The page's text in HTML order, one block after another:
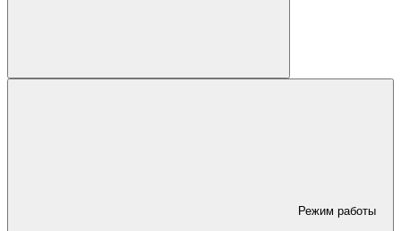
Режим работы